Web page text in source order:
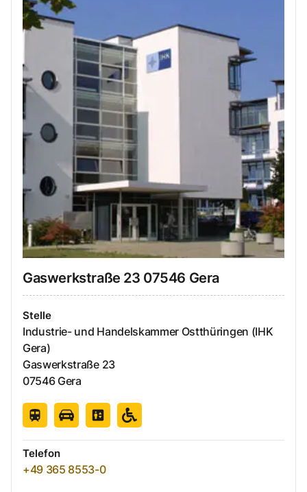
Gaswerkstraße 23 07546 Gera
Stelle
Industrie- und Handelskammer Ostthüringen (IHK
Gera)
Gaswerkstraße 23
07546 Gera
Telefon
+49 365 8553-0